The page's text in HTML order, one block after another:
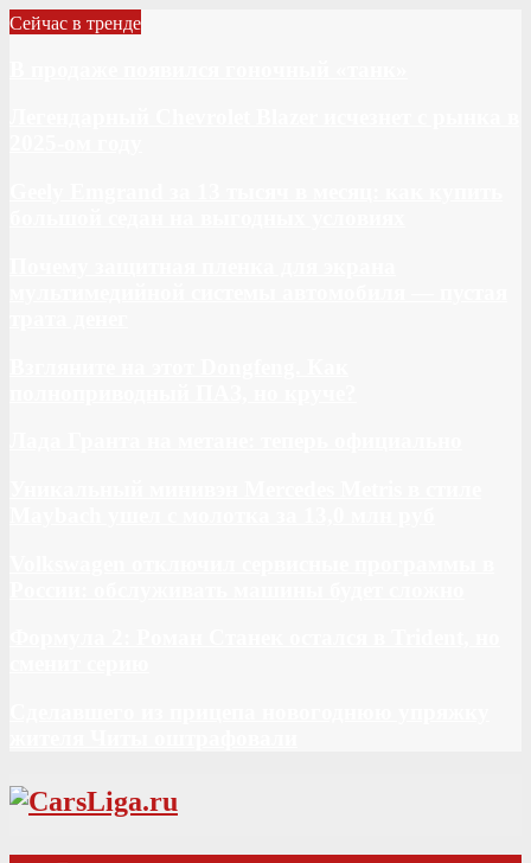
Сейчас в тренде
Vk